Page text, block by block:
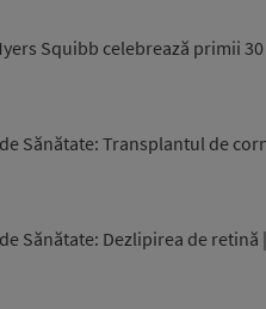
Squibb celebrează primii
Sănătate: Transplantul de
Sănătate: Dezlipirea de retină